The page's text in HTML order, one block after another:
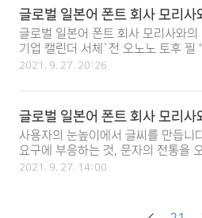
스피킹 시 자동 채점이나 일본어 폰트
의 철자 교정을 받을 수 있어 초등학
게 영어 공부할 수 있도록 만들어진 교
위한 영어학습 앱(iOS/Android)입
영어 기능검정(3급~5급) 의 면접 연
있는 일본어 폰트 배틀모드도 있어
기면서 일본어 폰트 단어공부에 몰두
점에서 전국 각지의 초등학교과 학원
입하고 있습니다. 이번 'UD디지털교
문'..
글로벌 일본어 폰트 회사 모리사
기업 캘린더 '제71회 전국 캘린
일본 인쇄산업연합회 회장상·제
상을 수상
글로벌 일본어 폰트 회사 모리사와
기업 캘린더 서체`전 오노노 토후 필
시(継色紙)”의 가나'가 제71회 전국
장상·제1부문 금상을 수상했습니다.
더전은 일반 사단법인 일본 인쇄산업
후지 산케이 비즈니스 아이가 다국어
하여, 1950년부터 캘린더의 서체 인
기획·디자인력 또는 기능성과 실용성
폰트 뛰어난 작품을 공개해 문자 문화
시키시(継色紙)”의 일본어 가나'는 모
2021. 9. 27. 20:26
글로벌 일본어 폰트 회사 모리사
소개
사용자의 눈높이에서 글씨를 만듭니
요구에 부응하는 것, 문자의 전통을
이어가는 것, 최상의 품질을 제공하는
사용자의 시선으로 생각하는 자세와,
2021. 9. 27. 14:00